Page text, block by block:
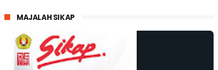
MAJALAH SIKAP